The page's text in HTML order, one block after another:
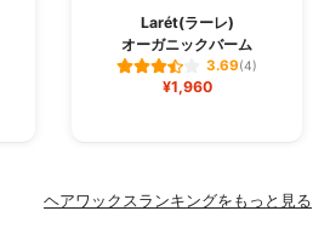
Larét(ラーレ)
オーガニックバーム
3.69(4)
¥1,960
ヘアワックスランキングをもっと見る